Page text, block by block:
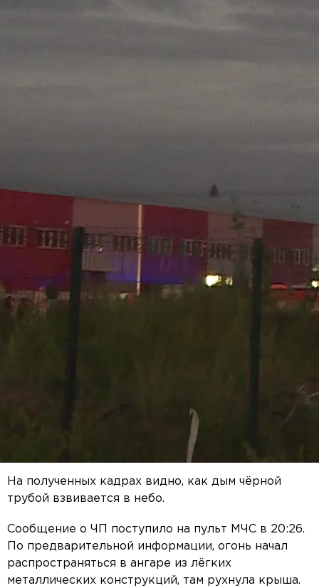
На полученных кадрах видно, как дым чёрной
трубой взвивается в небо.
Сообщение о ЧП поступило на пульт МЧС в 20:26.
По предварительной информации, огонь начал
распространяться в ангаре из лёгких
металлических конструкций, там рухнула крыша.